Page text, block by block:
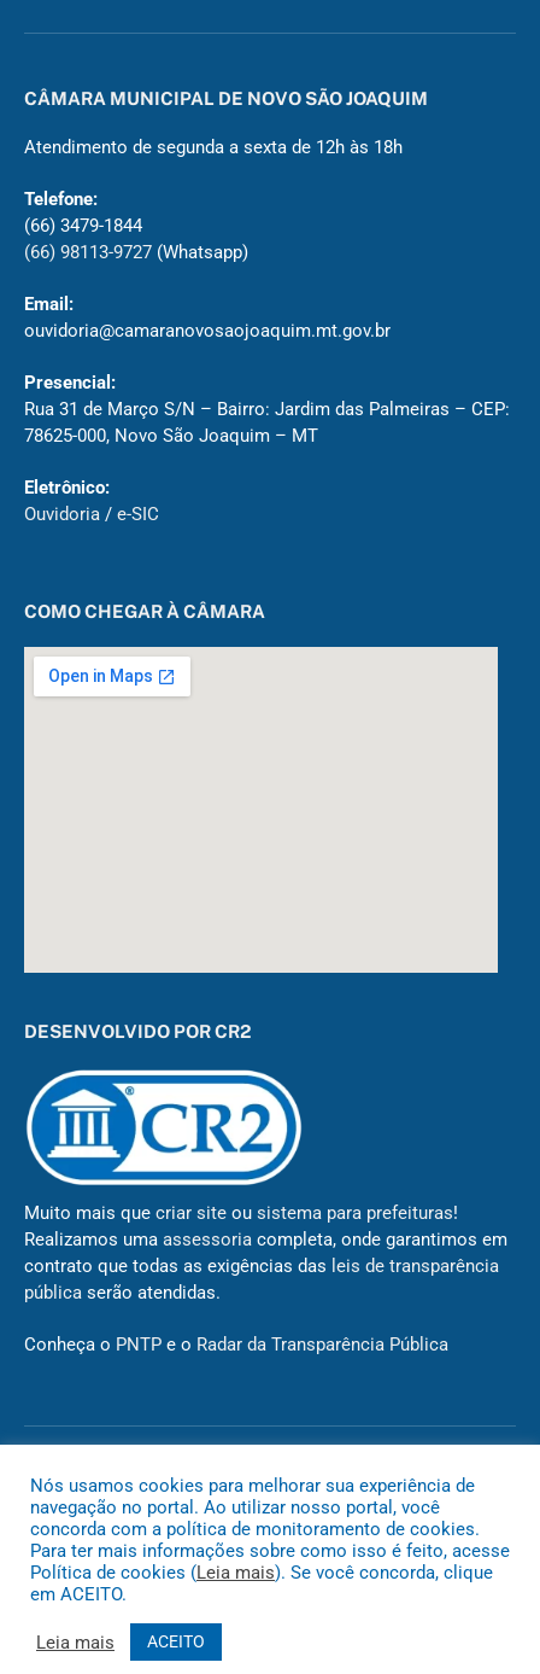
CÂMARA MUNICIPAL DE NOVO SÃO JOAQUIM
Atendimento de segunda a sexta de 12h às 18h
Telefone:
(66) 3479-1844
(66) 98113-9727 (Whatsapp)
Email:
ouvidoria@camaranovosaojoaquim.mt.gov.br
Presencial:
Rua 31 de Março S/N – Bairro: Jardim das Palmeiras – CEP:
78625-000, Novo São Joaquim – MT
Eletrônico:
Ouvidoria / e-SIC
COMO CHEGAR À CÂMARA
DESENVOLVIDO POR CR2
Muito mais que criar site ou sistema para prefeituras!
Realizamos uma assessoria completa, onde garantimos em
contrato que todas as exigências das leis de transparência
pública serão atendidas.
Conheça o PNTP e o Radar da Transparência Pública
Mapa do Site Acessar Área Administrativa Acessar o Webmail
Nós usamos cookies para melhorar sua experiência de
navegação no portal. Ao utilizar nosso portal, você
concorda com a política de monitoramento de cookies.
Para ter mais informações sobre como isso é feito, acesse
Política de cookies (Leia mais). Se você concorda, clique
em ACEITO.
Leia mais ACEITO